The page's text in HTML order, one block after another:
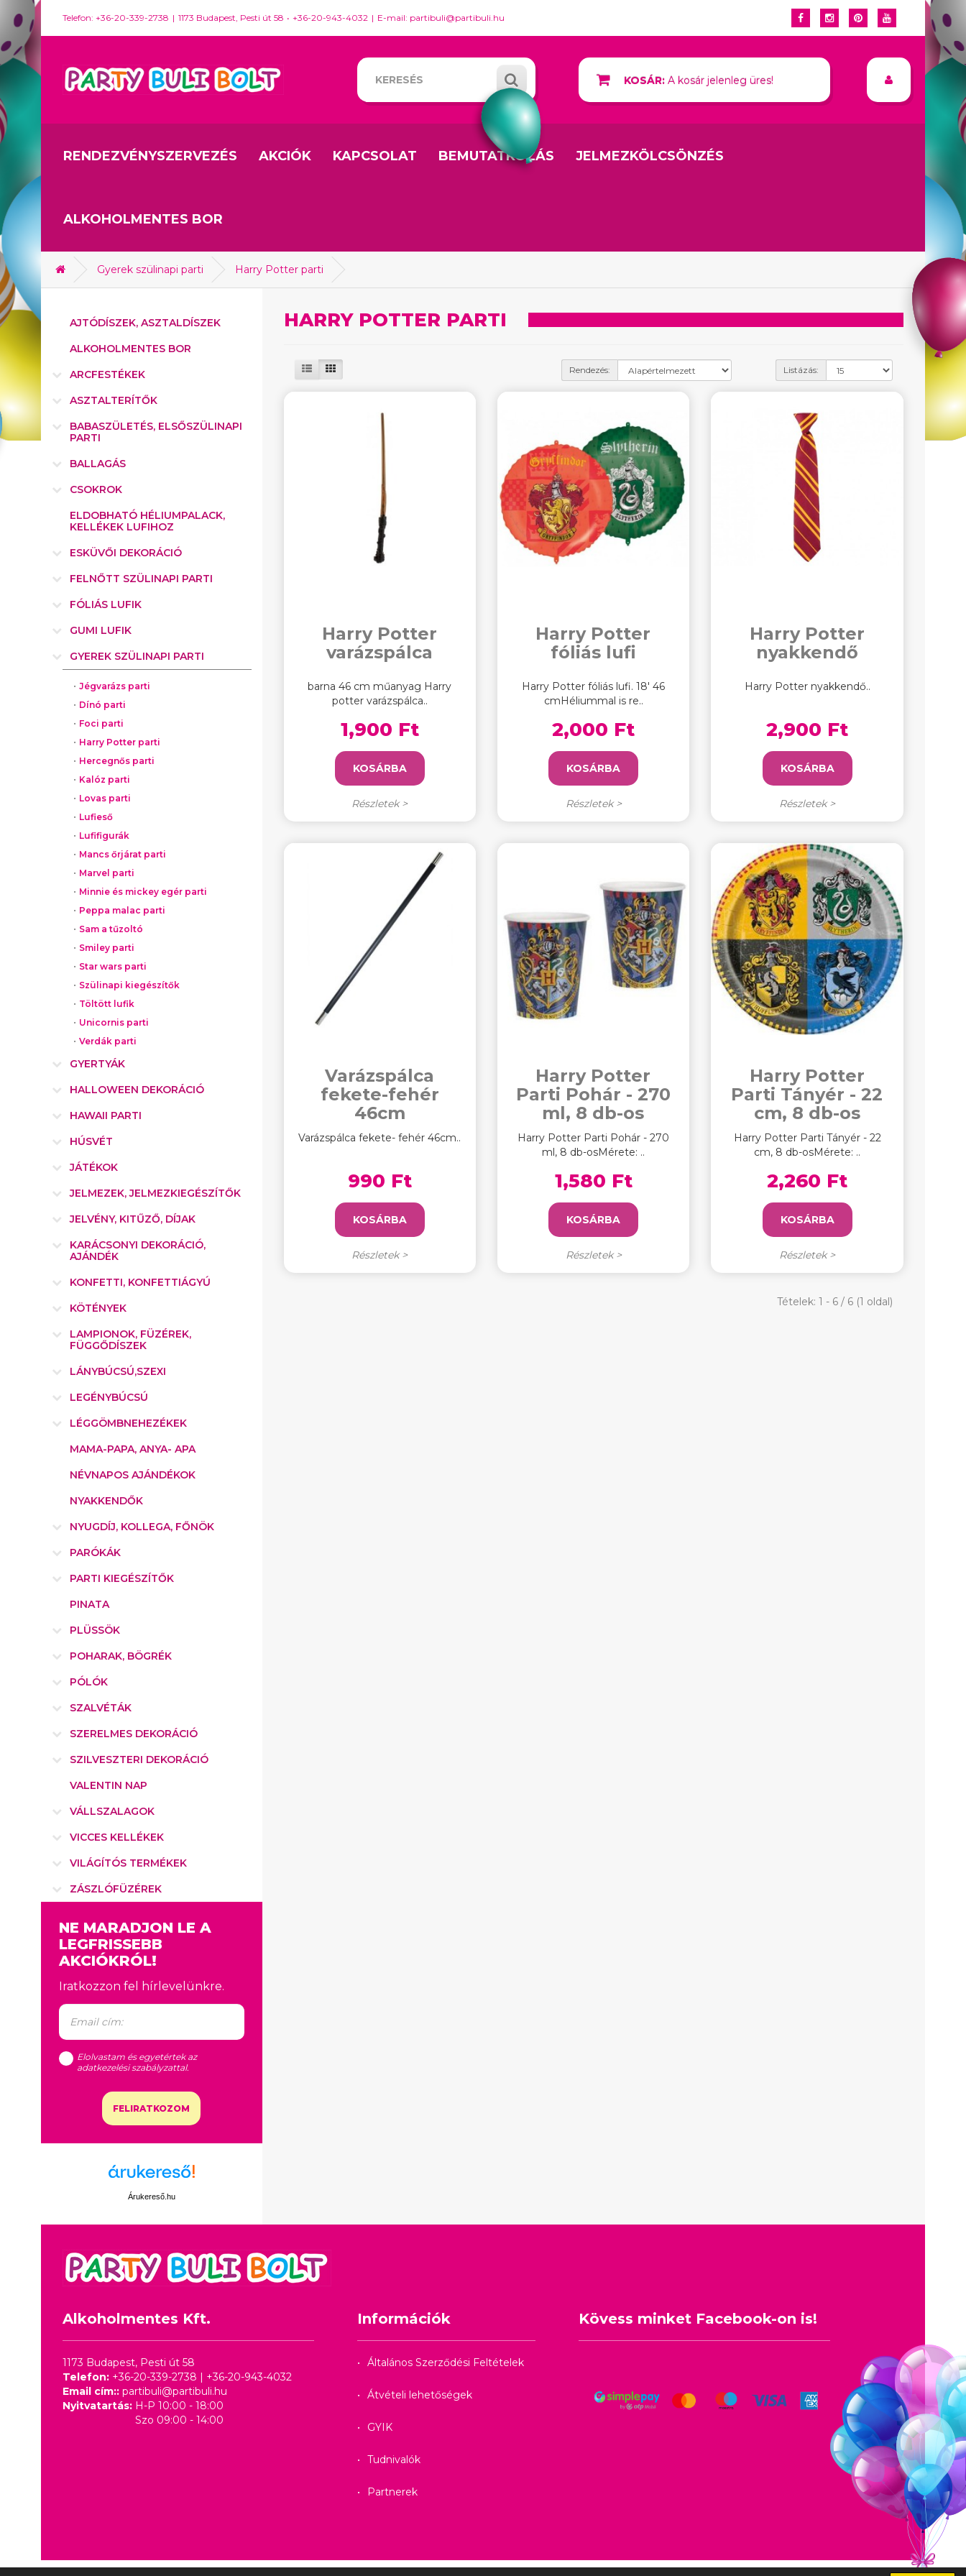
Telefon: +36-20-339-2738 1173 Budapest, Pesti út 58 +36-20-943-4032 E-mail: partibuli@partibuli.hu
KOSÁR: A kosár jelenleg üres!
RENDEZVÉNYSZERVEZÉS AKCIÓK KAPCSOLAT BEMUTATKOZÁS JELMEZKÖLCSÖNZÉS
ALKOHOLMENTES BOR
Gyerek szülinapi parti Harry Potter parti
AJTÓDÍSZEK, ASZTALDÍSZEK
ALKOHOLMENTES BOR
ARCFESTÉKEK
ASZTALTERÍTŐK
BABASZÜLETÉS, ELSŐSZÜLINAPI
PARTI
BALLAGÁS
CSOKROK
ELDOBHATÓ HÉLIUMPALACK,
KELLÉKEK LUFIHOZ
ESKÜVŐI DEKORÁCIÓ
FELNŐTT SZÜLINAPI PARTI
FÓLIÁS LUFIK
GUMI LUFIK
GYEREK SZÜLINAPI PARTI
Jégvarázs parti
Dínó parti
Foci parti
Harry Potter parti
Hercegnős parti
Kalóz parti
Lovas parti
Lufieső
Lufifigurák
Mancs őrjárat parti
Marvel parti
Minnie és mickey egér parti
Peppa malac parti
Sam a tűzoltó
Smiley parti
Star wars parti
Szülinapi kiegészítők
Töltött lufik
Unicornis parti
Verdák parti
GYERTYÁK
HALLOWEEN DEKORÁCIÓ
HAWAII PARTI
HÚSVÉT
JÁTÉKOK
JELMEZEK, JELMEZKIEGÉSZÍTŐK
JELVÉNY, KITŰZŐ, DÍJAK
KARÁCSONYI DEKORÁCIÓ,
AJÁNDÉK
KONFETTI, KONFETTIÁGYÚ
KÖTÉNYEK
LAMPIONOK, FÜZÉREK,
FÜGGŐDÍSZEK
LÁNYBÚCSÚ,SZEXI
LEGÉNYBÚCSÚ
LÉGGÖMBNEHEZÉKEK
MAMA-PAPA, ANYA- APA
NÉVNAPOS AJÁNDÉKOK
NYAKKENDŐK
NYUGDÍJ, KOLLEGA, FŐNÖK
PARÓKÁK
PARTI KIEGÉSZÍTŐK
PINATA
PLÜSSÖK
POHARAK, BÖGRÉK
PÓLÓK
SZALVÉTÁK
SZERELMES DEKORÁCIÓ
SZILVESZTERI DEKORÁCIÓ
VALENTIN NAP
VÁLLSZALAGOK
VICCES KELLÉKEK
VILÁGÍTÓS TERMÉKEK
ZÁSZLÓFÜZÉREK
NE MARADJON LE A
LEGFRISSEBB
AKCIÓKRÓL!
Iratkozzon fel hírlevelünkre.
Elolvastam és egyetértek az
adatkezelési szabályzattal.
FELIRATKOZOM
Árukereső.hu
HARRY POTTER PARTI
Rendezés: Listázás:
Harry Potter
varázspálca
barna 46 cm műanyag Harry
potter varázspálca..
1,900 Ft
KOSÁRBA
Részletek >
Harry Potter
fóliás lufi
Harry Potter fóliás lufi. 18' 46
cmHéliummal is re..
2,000 Ft
KOSÁRBA
Részletek >
Harry Potter
nyakkendő
Harry Potter nyakkendő..
2,900 Ft
KOSÁRBA
Részletek >
Varázspálca
fekete-fehér
46cm
Varázspálca fekete- fehér 46cm..
990 Ft
KOSÁRBA
Részletek >
Harry Potter
Parti Pohár - 270
ml, 8 db-os
Harry Potter Parti Pohár - 270
ml, 8 db-osMérete: ..
1,580 Ft
KOSÁRBA
Részletek >
Harry Potter
Parti Tányér - 22
cm, 8 db-os
Harry Potter Parti Tányér - 22
cm, 8 db-osMérete: ..
2,260 Ft
KOSÁRBA
Részletek >
Tételek: 1 - 6 / 6 (1 oldal)
Alkoholmentes Kft.
1173 Budapest, Pesti út 58
Telefon: +36-20-339-2738 | +36-20-943-4032
Email cím:: partibuli@partibuli.hu
Nyitvatartás: H-P 10:00 - 18:00
Szo 09:00 - 14:00
Információk
Általános Szerződési Feltételek
Átvételi lehetőségek
GYIK
Tudnivalók
Partnerek
Kövess minket Facebook-on is!